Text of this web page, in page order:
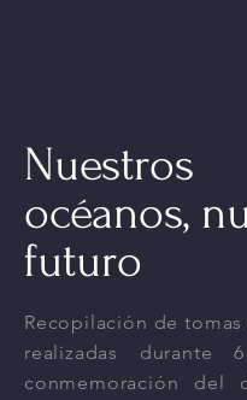
Nuestros
océanos,
futuro
Recopilación de tomas
realizadas durante 6
conmemoración del